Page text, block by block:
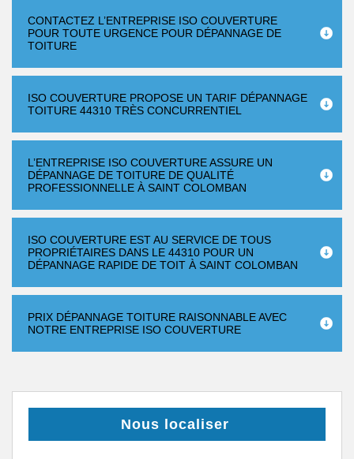
CONTACTEZ L’ENTREPRISE ISO COUVERTURE
POUR TOUTE URGENCE POUR DÉPANNAGE DE
TOITURE
ISO COUVERTURE PROPOSE UN TARIF DÉPANNAGE
TOITURE 44310 TRÈS CONCURRENTIEL
L’ENTREPRISE ISO COUVERTURE ASSURE UN
DÉPANNAGE DE TOITURE DE QUALITÉ
PROFESSIONNELLE À SAINT COLOMBAN
ISO COUVERTURE EST AU SERVICE DE TOUS
PROPRIÉTAIRES DANS LE 44310 POUR UN
DÉPANNAGE RAPIDE DE TOIT À SAINT COLOMBAN
PRIX DÉPANNAGE TOITURE RAISONNABLE AVEC
NOTRE ENTREPRISE ISO COUVERTURE
Nous localiser